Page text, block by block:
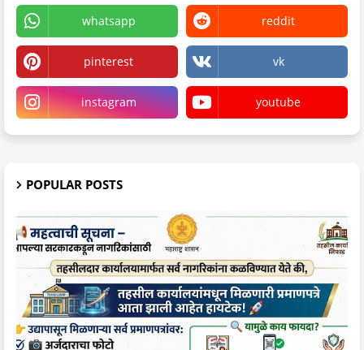
whatsapp reddit
pinterest vk
instagram youtube
POPULAR POSTS